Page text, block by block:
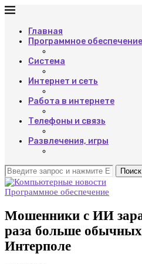
Главная
Программное обеспечение
Система
Интернет и сеть
Работа в интернете
Телефоны и связь
Развлечения, игры
Поиск
Программное обеспечение
Мошенники с ИИ
раза больше
Интерполе